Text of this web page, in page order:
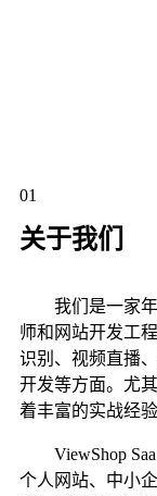
01
关于我们
我们是一家年
师和网站开发工
识别、视频直播
开发等方面。尤
着丰富的实战经验
ViewShop
个人网站、中小